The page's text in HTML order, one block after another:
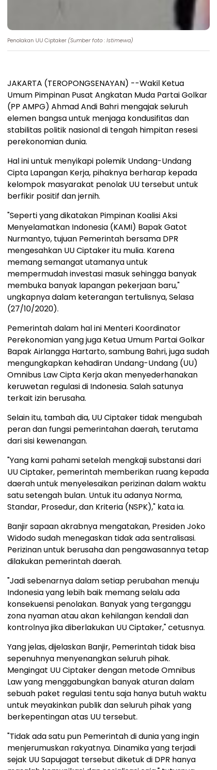
Penolakan UU Ciptaker (Sumber foto : Istimewa)
JAKARTA (TEROPONGSENAYAN) --Wakil Ketua
Umum Pimpinan Pusat Angkatan Muda Partai Golkar
(PP AMPG) Ahmad Andi Bahri mengajak seluruh
elemen bangsa untuk menjaga kondusifitas dan
stabilitas politik nasional di tengah himpitan resesi
perekonomian dunia.
Hal ini untuk menyikapi polemik Undang-Undang
Cipta Lapangan Kerja, pihaknya berharap kepada
kelompok masyarakat penolak UU tersebut untuk
berfikir positif dan jernih.
"Seperti yang dikatakan Pimpinan Koalisi Aksi
Menyelamatkan Indonesia (KAMI) Bapak Gatot
Nurmantyo, tujuan Pemerintah bersama DPR
mengesahkan UU Ciptaker itu mulia. Karena
memang semangat utamanya untuk
mempermudah investasi masuk sehingga banyak
membuka banyak lapangan pekerjaan baru,"
ungkapnya dalam keterangan tertulisnya, Selasa
(27/10/2020).
Pemerintah dalam hal ini Menteri Koordinator
Perekonomian yang juga Ketua Umum Partai Golkar
Bapak Airlangga Hartarto, sambung Bahri, juga sudah
mengungkapkan kehadiran Undang-Undang (UU)
Omnibus Law Cipta Kerja akan menyederhanakan
keruwetan regulasi di Indonesia. Salah satunya
terkait izin berusaha.
Selain itu, tambah dia, UU Ciptaker tidak mengubah
peran dan fungsi pemerintahan daerah, terutama
dari sisi kewenangan.
"Yang kami pahami setelah mengkaji substansi dari
UU Ciptaker, pemerintah memberikan ruang kepada
daerah untuk menyelesaikan perizinan dalam waktu
satu setengah bulan. Untuk itu adanya Norma,
Standar, Prosedur, dan Kriteria (NSPK)," kata ia.
Banjir sapaan akrabnya mengatakan, Presiden Joko
Widodo sudah menegaskan tidak ada sentralisasi.
Perizinan untuk berusaha dan pengawasannya tetap
dilakukan pemerintah daerah.
"Jadi sebenarnya dalam setiap perubahan menuju
Indonesia yang lebih baik memang selalu ada
konsekuensi penolakan. Banyak yang terganggu
zona nyaman atau akan kehilangan kendali dan
kontrolnya jika diberlakukan UU Ciptaker," cetusnya.
Yang jelas, dijelaskan Banjir, Pemerintah tidak bisa
sepenuhnya menyenangkan seluruh pihak.
Mengingat UU Ciptaker dengan metode Omnibus
Law yang menggabungkan banyak aturan dalam
sebuah paket regulasi tentu saja hanya butuh waktu
untuk meyakinkan publik dan seluruh pihak yang
berkepentingan atas UU tersebut.
"Tidak ada satu pun Pemerintah di dunia yang ingin
menjerumuskan rakyatnya. Dinamika yang terjadi
sejak UU Sapujagat tersebut diketuk di DPR hanya